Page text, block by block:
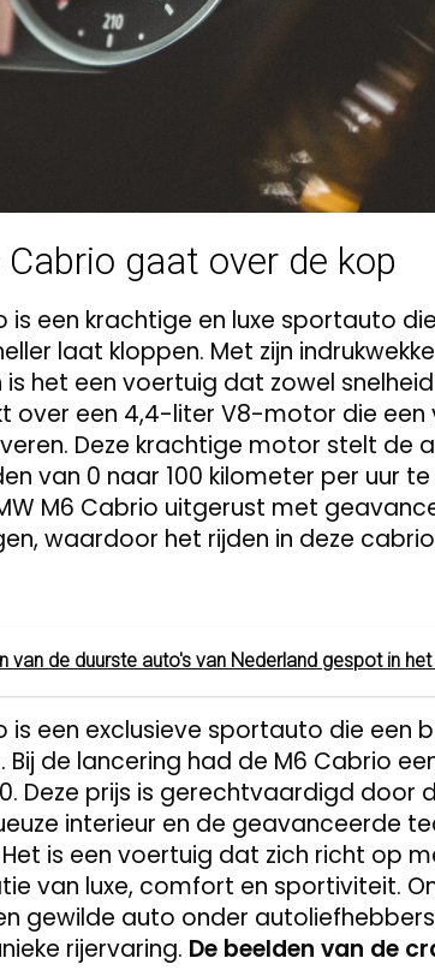
gaat over de kop
is een krachtige en luxe sportauto
laat kloppen. Met zijn
het een voertuig dat zowel
over een 4,4-liter V8-motor die
Deze krachtige motor stelt de
van 0 naar 100 kilometer per uur
M6 Cabrio uitgerust met
waardoor het rijden in deze
van de duurste auto's van Nederland gespot in
is een exclusieve sportauto die een
de lancering had de M6 Cabrio
Deze prijs is gerechtvaardigd door
interieur en de geavanceerde
is een voertuig dat zich richt op
van luxe, comfort en sportiviteit.
gewilde auto onder
rijervaring. De beelden van de